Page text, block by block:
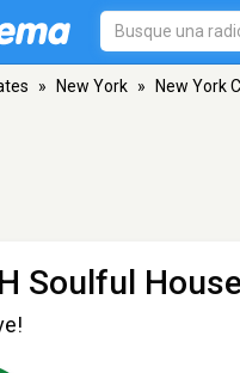
» New York » New York
Soulful